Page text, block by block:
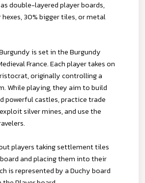
double-layered player boards,
30% bigger tiles, or metal
is set in the Burgundy
France. Each player takes on
originally controlling a
While playing, they aim to build
powerful castles, practice trade
silver mines, and use the
players taking settlement tiles
and placing them into their
is represented by a Duchy board